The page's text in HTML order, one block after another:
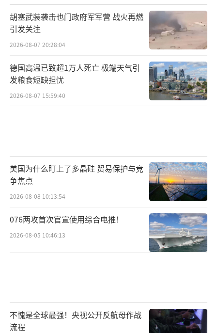
胡塞武装袭击也门政府军军营 战火再燃
引发关注
2026-08-07 20:28:04
德国高温已致超1万人死亡 极端天气引
发粮食短缺担忧
2026-08-07 15:59:40
美国为什么盯上了多晶硅 贸易保护与竞
争焦点
2026-08-08 10:13:54
076两攻首次官宣使用综合电推！
2026-08-05 10:46:13
不愧是全球最强！央视公开反航母作战
流程